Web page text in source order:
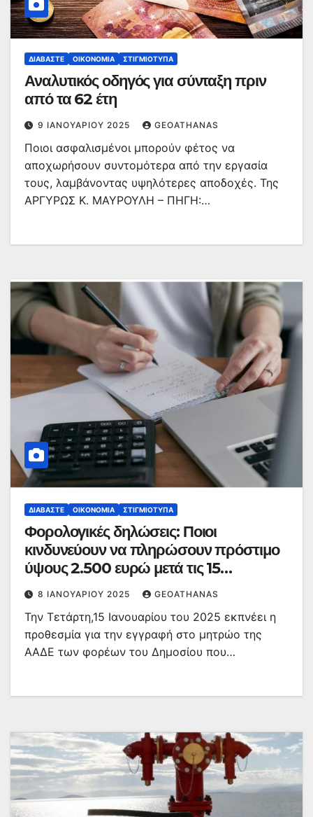
ΔΙΑΒΆΣΤΕ ΟΙΚΟΝΟΜΊΑ ΣΤΙΓΜΙΌΤΥΠΑ
Αναλυτικός οδηγός για σύνταξη πριν
από τα 62 έτη
9 ΙΑΝΟΥΑΡΊΟΥ 2025 GEOATHANAS
Ποιοι ασφαλισμένοι μπορούν φέτος να
αποχωρήσουν συντομότερα από την εργασία
τους, λαμβάνοντας υψηλότερες αποδοχές. Της
ΑΡΓΥΡΩΣ Κ. ΜΑΥΡΟΥΛΗ – ΠΗΓΗ:…
ΔΙΑΒΆΣΤΕ ΟΙΚΟΝΟΜΊΑ ΣΤΙΓΜΙΌΤΥΠΑ
Φορολογικές δηλώσεις: Ποιοι
κινδυνεύουν να πληρώσουν πρόστιμο
ύψους 2.500 ευρώ μετά τις 15
Ιανουαρίου
8 ΙΑΝΟΥΑΡΊΟΥ 2025 GEOATHANAS
Την Τετάρτη,15 Ιανουαρίου του 2025 εκπνέει η
προθεσμία για την εγγραφή στο μητρώο της
ΑΑΔΕ των φορέων του Δημοσίου που…